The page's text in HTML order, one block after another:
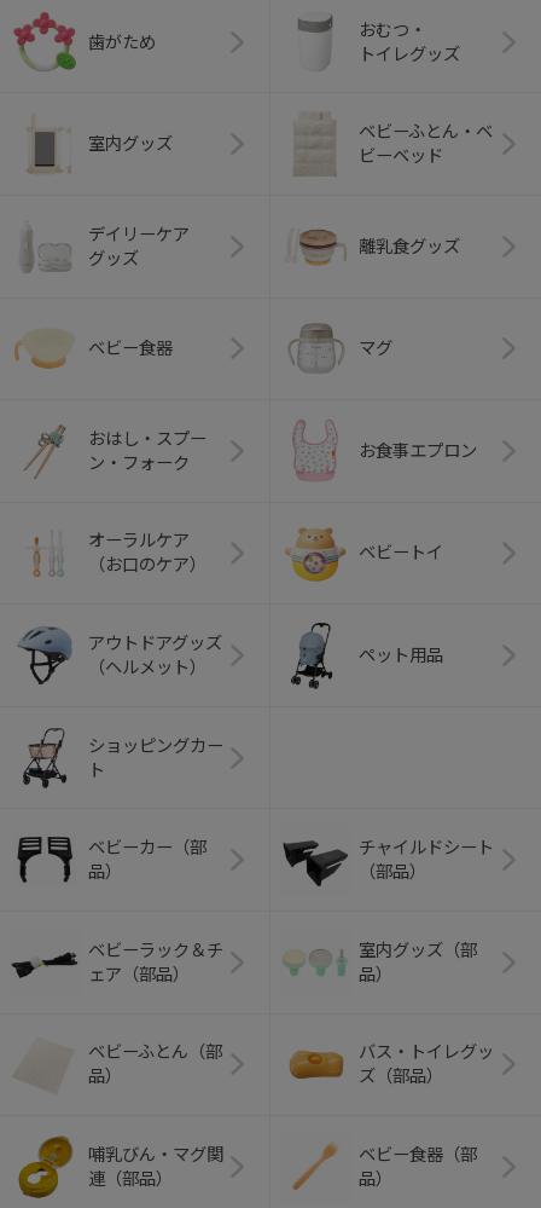
歯がため
おむつ・
トイレグッズ
室内グッズ
ベビーふとん・ベ
ビーベッド
デイリーケア
グッズ
離乳食グッズ
ベビー食器 マグ
おはし・スプー
ン・フォーク
お食事エプロン
オーラルケア
（お口のケア）
ベビートイ
アウトドアグッズ
（ヘルメット）
ペット用品
ショッピングカー
ト
ベビーカー（部
品）
チャイルドシート
（部品）
ベビーラック＆チ
ェア（部品）
室内グッズ（部
品）
ベビーふとん（部
品）
バス・トイレグッ
ズ（部品）
哺乳びん・マグ関
連（部品）
ベビー食器（部
品）